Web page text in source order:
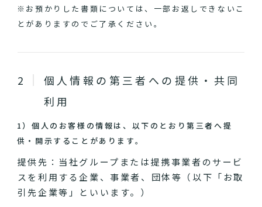
※お預かりした書類については、一部お返しできないこ
とがありますのでご了承ください。
個人情報の第三者への提供・共同
利用
1）個人のお客様の情報は、以下のとおり第三者へ提
供・開示することがあります。
提供先：当社グループまたは提携事業者のサービ
スを利用する企業、事業者、団体等（以下「お取
引先企業等」といいます。）